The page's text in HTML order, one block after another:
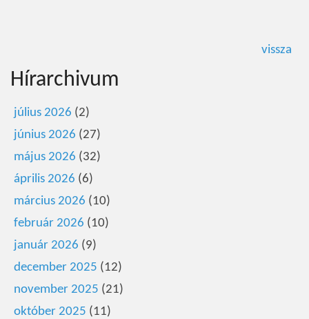
vissza
Hírarchivum
július 2026 (2)
június 2026 (27)
május 2026 (32)
április 2026 (6)
március 2026 (10)
február 2026 (10)
január 2026 (9)
december 2025 (12)
november 2025 (21)
október 2025 (11)